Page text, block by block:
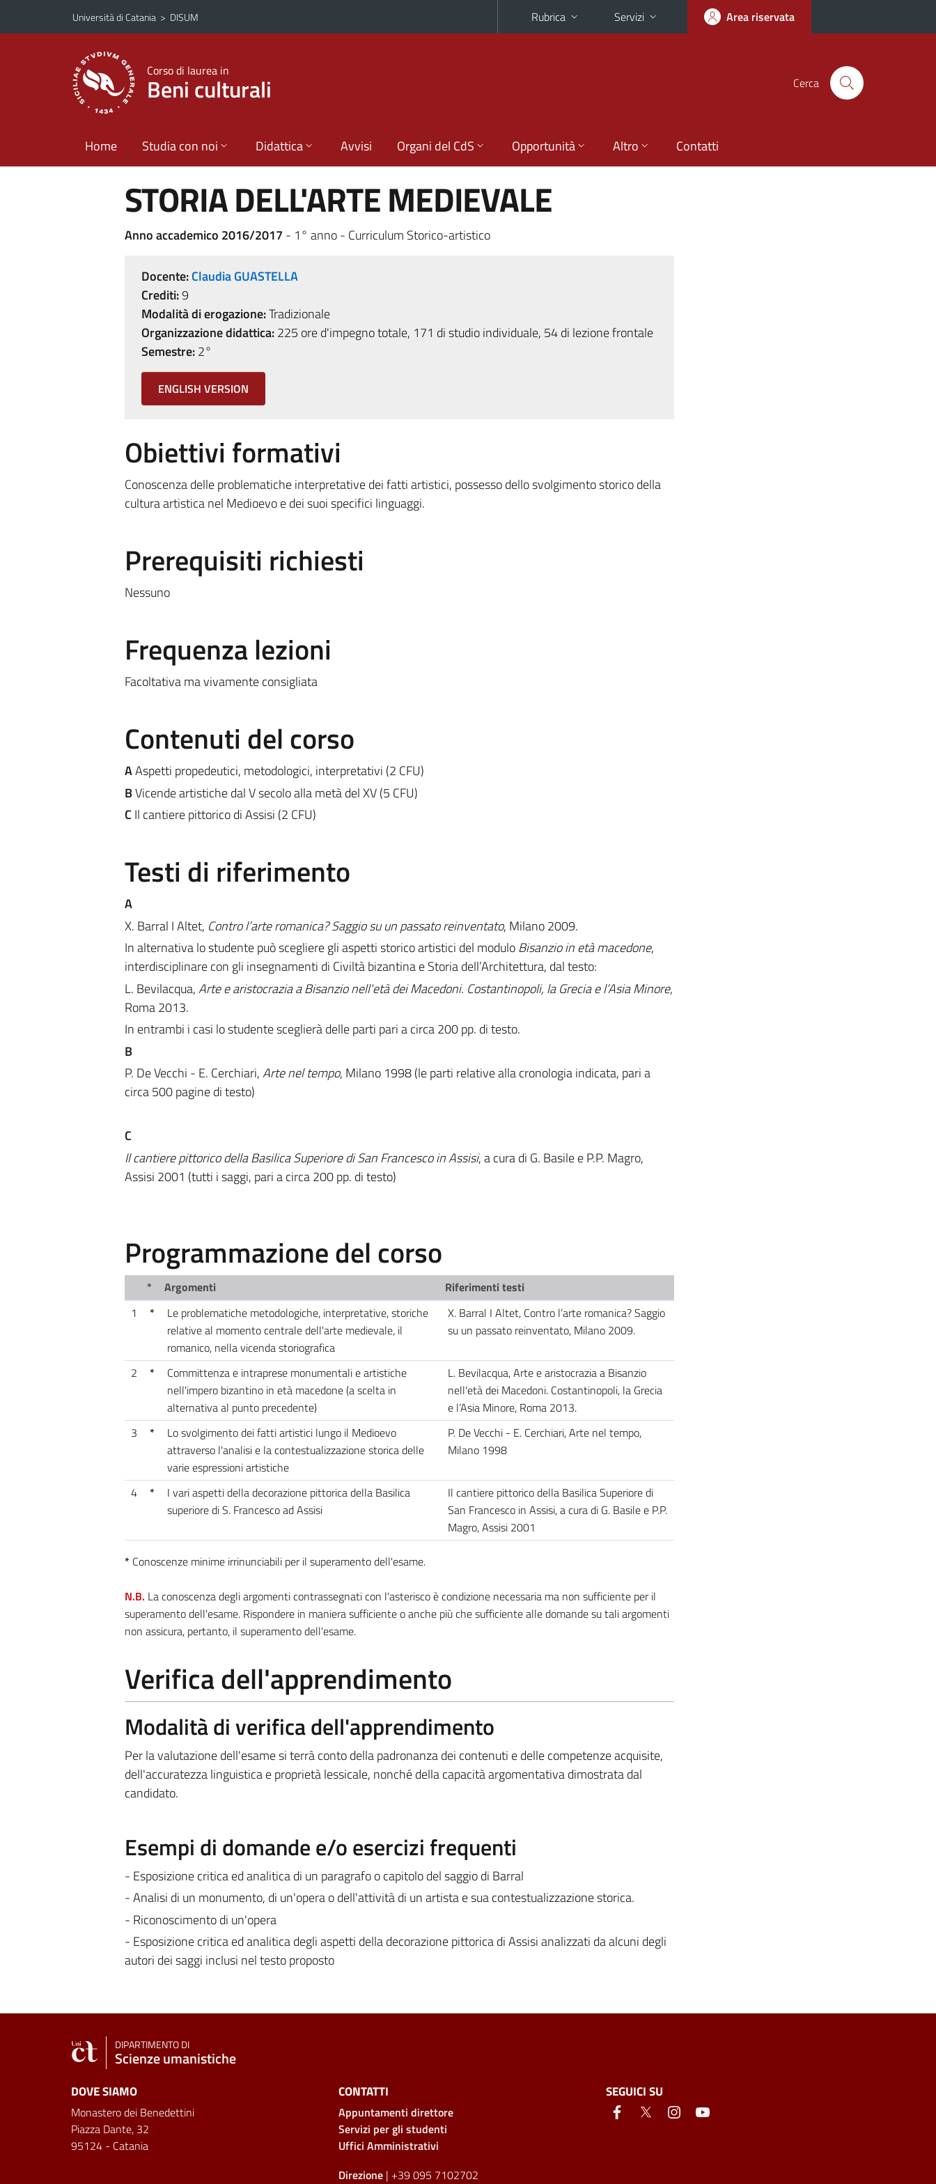
Vai al contenuto principale
Vai al menu di navigazione
Università di Catania > DISUM Rubrica Servizi Area riservata
Corso di laurea in
Beni culturali Cerca
Home Studia con noi Didattica Avvisi Organi del CdS Opportunità Altro Contatti
STORIA DELL'ARTE MEDIEVALE
Anno accademico 2016/2017 - 1° anno - Curriculum Storico-artistico
Docente:Claudia GUASTELLA
Crediti:9
Modalità di erogazione:Tradizionale
Organizzazione didattica:225 ore d'impegno totale, 171 di studio individuale, 54 di lezione frontale
Semestre:2°
ENGLISH VERSION
Obiettivi formativi
Conoscenza delle problematiche interpretative dei fatti artistici, possesso dello svolgimento storico della
cultura artistica nel Medioevo e dei suoi specifici linguaggi.
Prerequisiti richiesti
Nessuno
Frequenza lezioni
Facoltativa ma vivamente consigliata
Contenuti del corso
AAspetti propedeutici, metodologici, interpretativi (2 CFU)
BVicende artistiche dal V secolo alla metà del XV (5 CFU)
C Il cantiere pittorico di Assisi (2 CFU)
Testi di riferimento
A
X. Barral I Altet, Contro l’arte romanica? Saggio su un passato reinventato, Milano 2009.
In alternativa lo studente può scegliere gli aspetti storico artistici del moduloBisanzio in età macedone,
interdisciplinare con gli insegnamenti di Civiltà bizantina e Storia dell’Architettura, dal testo:
L. Bevilacqua,Arte e aristocrazia a Bisanzio nell'età dei Macedoni. Costantinopoli, la Grecia e l’Asia Minore,
Roma 2013.
In entrambi i casi lo studente sceglierà delle parti pari a circa 200 pp. di testo.
B
P. De Vecchi - E. Cerchiari,Arte nel tempo, Milano 1998 (le parti relative alla cronologia indicata, pari a
circa 500 pagine di testo)
C
Il cantiere pittorico della Basilica Superiore di San Francesco in Assisi, a cura di G. Basile e P.P. Magro,
Assisi 2001 (tutti i saggi, pari a circa 200 pp. di testo)
Programmazione del corso
* Argomenti
Riferimenti testi
1
*
Le problematiche metodologiche, interpretative, storiche
relative al momento centrale dell'arte medievale, il
romanico, nella vicenda storiografica
X. Barral I Altet, Contro l’arte romanica? Saggio
su un passato reinventato, Milano 2009.
2 *
Committenza e intraprese monumentali e artistiche
nell'impero bizantino in età macedone (a scelta in
alternativa al punto precedente)
L. Bevilacqua, Arte e aristocrazia a Bisanzio
nell'età dei Macedoni. Costantinopoli, la Grecia
e l’Asia Minore, Roma 2013.
3
*
Lo svolgimento dei fatti artistici lungo il Medioevo
attraverso l'analisi e la contestualizzazione storica delle
varie espressioni artistiche
P. De Vecchi - E. Cerchiari, Arte nel tempo,
Milano 1998
4 *
I vari aspetti della decorazione pittorica della Basilica
superiore di S. Francesco ad Assisi
Il cantiere pittorico della Basilica Superiore di
San Francesco in Assisi, a cura di G. Basile e P.P.
Magro, Assisi 2001
*Conoscenze minime irrinunciabili per il superamento dell'esame.
N.B. La conoscenza degli argomenti contrassegnati con l'asterisco è condizione necessaria ma non sufficiente per il
superamento dell'esame. Rispondere in maniera sufficiente o anche più che sufficiente alle domande su tali argomenti
non assicura, pertanto, il superamento dell'esame.
Verifica dell'apprendimento
Modalità di verifica dell'apprendimento
Per la valutazione dell'esame si terrà conto della padronanza dei contenuti e delle competenze acquisite,
dell'accuratezza linguistica e proprietà lessicale, nonché della capacità argomentativa dimostrata dal
candidato.
Esempi di domande e/o esercizi frequenti
- Esposizione critica ed analitica di un paragrafo o capitolo del saggio di Barral
- Analisi di un monumento, di un'opera o dell'attività di un artista e sua contestualizzazione storica.
- Riconoscimento di un'opera
- Esposizione critica ed analitica degli aspetti della decorazione pittorica di Assisi analizzati da alcuni degli
autori dei saggi inclusi nel testo proposto
DIPARTIMENTO DI
Scienze umanistiche
DOVE SIAMO
Monastero dei Benedettini
Piazza Dante, 32
95124 - Catania
CONTATTI
Appuntamenti direttore
Servizi per gli studenti
Uffici Amministrativi
Direzione| +39 095 7102702
SEGUICI SU